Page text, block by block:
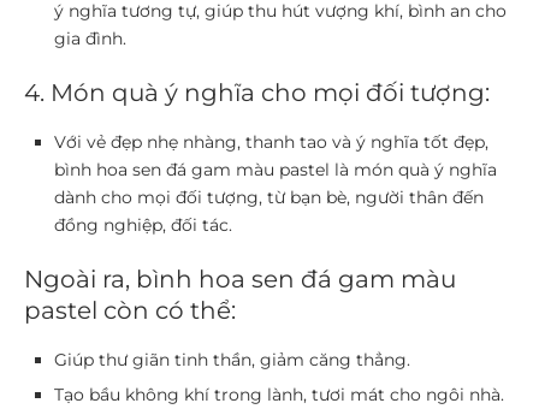
ý nghĩa tương tự, giúp thu hút vượng khí, bình an cho
gia đình.
4. Món quà ý nghĩa cho mọi đối tượng:
Với vẻ đẹp nhẹ nhàng, thanh tao và ý nghĩa tốt đẹp,
bình hoa sen đá gam màu pastel là món quà ý nghĩa
dành cho mọi đối tượng, từ bạn bè, người thân đến
đồng nghiệp, đối tác.
Ngoài ra, bình hoa sen đá gam màu
pastel còn có thể:
Giúp thư giãn tinh thần, giảm căng thẳng.
Tạo bầu không khí trong lành, tươi mát cho ngôi nhà.